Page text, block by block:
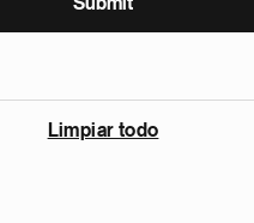
Limpiar todo